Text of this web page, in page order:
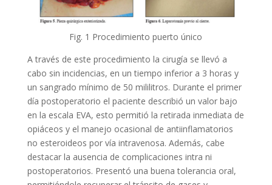
Fig. 1 Procedimiento puerto único
A través de este procedimiento la cirugía se llevó a
cabo sin incidencias, en un tiempo inferior a 3 horas y
un sangrado mínimo de 50 mililitros. Durante el primer
día postoperatorio el paciente describió un valor bajo
en la escala EVA, esto permitió la retirada inmediata de
opiáceos y el manejo ocasional de antiinflamatorios
no esteroideos por vía intravenosa. Además, cabe
destacar la ausencia de complicaciones intra ni
postoperatorios. Presentó una buena tolerancia oral,